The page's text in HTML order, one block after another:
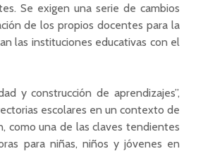
Se exigen una serie de cambios
de los propios docentes para la
las instituciones educativas con el
y construcción de aprendizajes”,
escolares en un contexto de
como una de las claves tendientes
para niñas, niños y jóvenes en